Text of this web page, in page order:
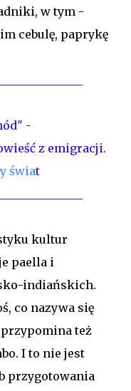
w tym -
cebulę, paprykę
-
z emigracji.
świat
kultur
paella i
indiańskich.
co nazywa się
też
I to nie jest
przygotowania